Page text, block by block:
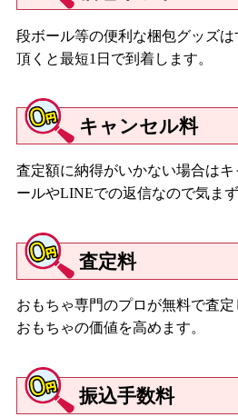
段ボール等の便利な梱包グッズ
頂くと最短1日で到着します。
キャンセル料
査定額に納得がいかない場合は
ールやLINEでの返信なので気ま
査定料
おもちゃ専門のプロが無料で査
おもちゃの価値を高めます。
振込手数料